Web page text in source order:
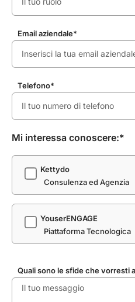
Email aziendale*
Telefono*
Mi interessa conoscere:*
Kettydo
Consulenza ed Agenzia
YouserENGAGE
Piattaforma Tecnologica
Quali sono le sfide che vorresti